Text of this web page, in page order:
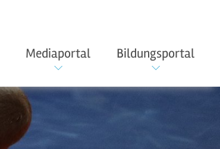
Mediaportal Bildungsportal